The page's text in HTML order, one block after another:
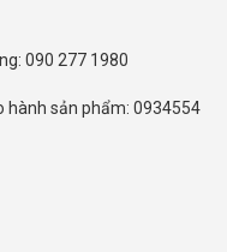
090 277 1980
hành sản phẩm: 0934554